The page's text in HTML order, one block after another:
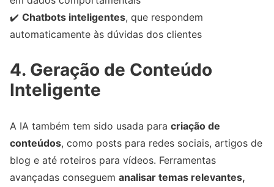
✔️ Chatbots inteligentes, que respondem
automaticamente às dúvidas dos clientes
4. Geração de Conteúdo
Inteligente
A IA também tem sido usada para criação de
conteúdos, como posts para redes sociais, artigos de
blog e até roteiros para vídeos. Ferramentas
avançadas conseguem analisar temas relevantes,